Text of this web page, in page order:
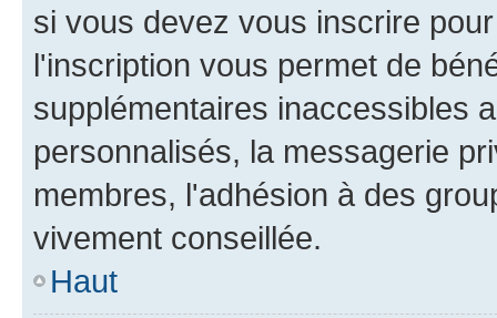
si vous devez vous inscrire
l'inscription vous permet de
supplémentaires inaccessibles
personnalisés, la messagerie
membres, l'adhésion à des
vivement conseillée.
Haut